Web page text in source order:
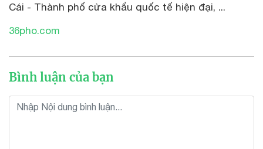
Cái - Thành phố cửa khẩu quốc tế hiện đại, ...
36pho.com
Bình luận của bạn